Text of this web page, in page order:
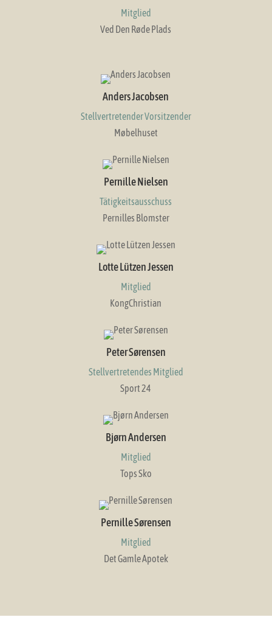
Mitglied
Ved Den Røde Plads
Anders Jacobsen
Stellvertretender Vorsitzender
Møbelhuset
Pernille Nielsen
Tätigkeitsausschuss
Pernilles Blomster
Lotte Lützen Jessen
Mitglied
KongChristian
Peter Sørensen
Stellvertretendes Mitglied
Sport 24
Bjørn Andersen
Mitglied
Tops Sko
Pernille Sørensen
Mitglied
Det Gamle Apotek